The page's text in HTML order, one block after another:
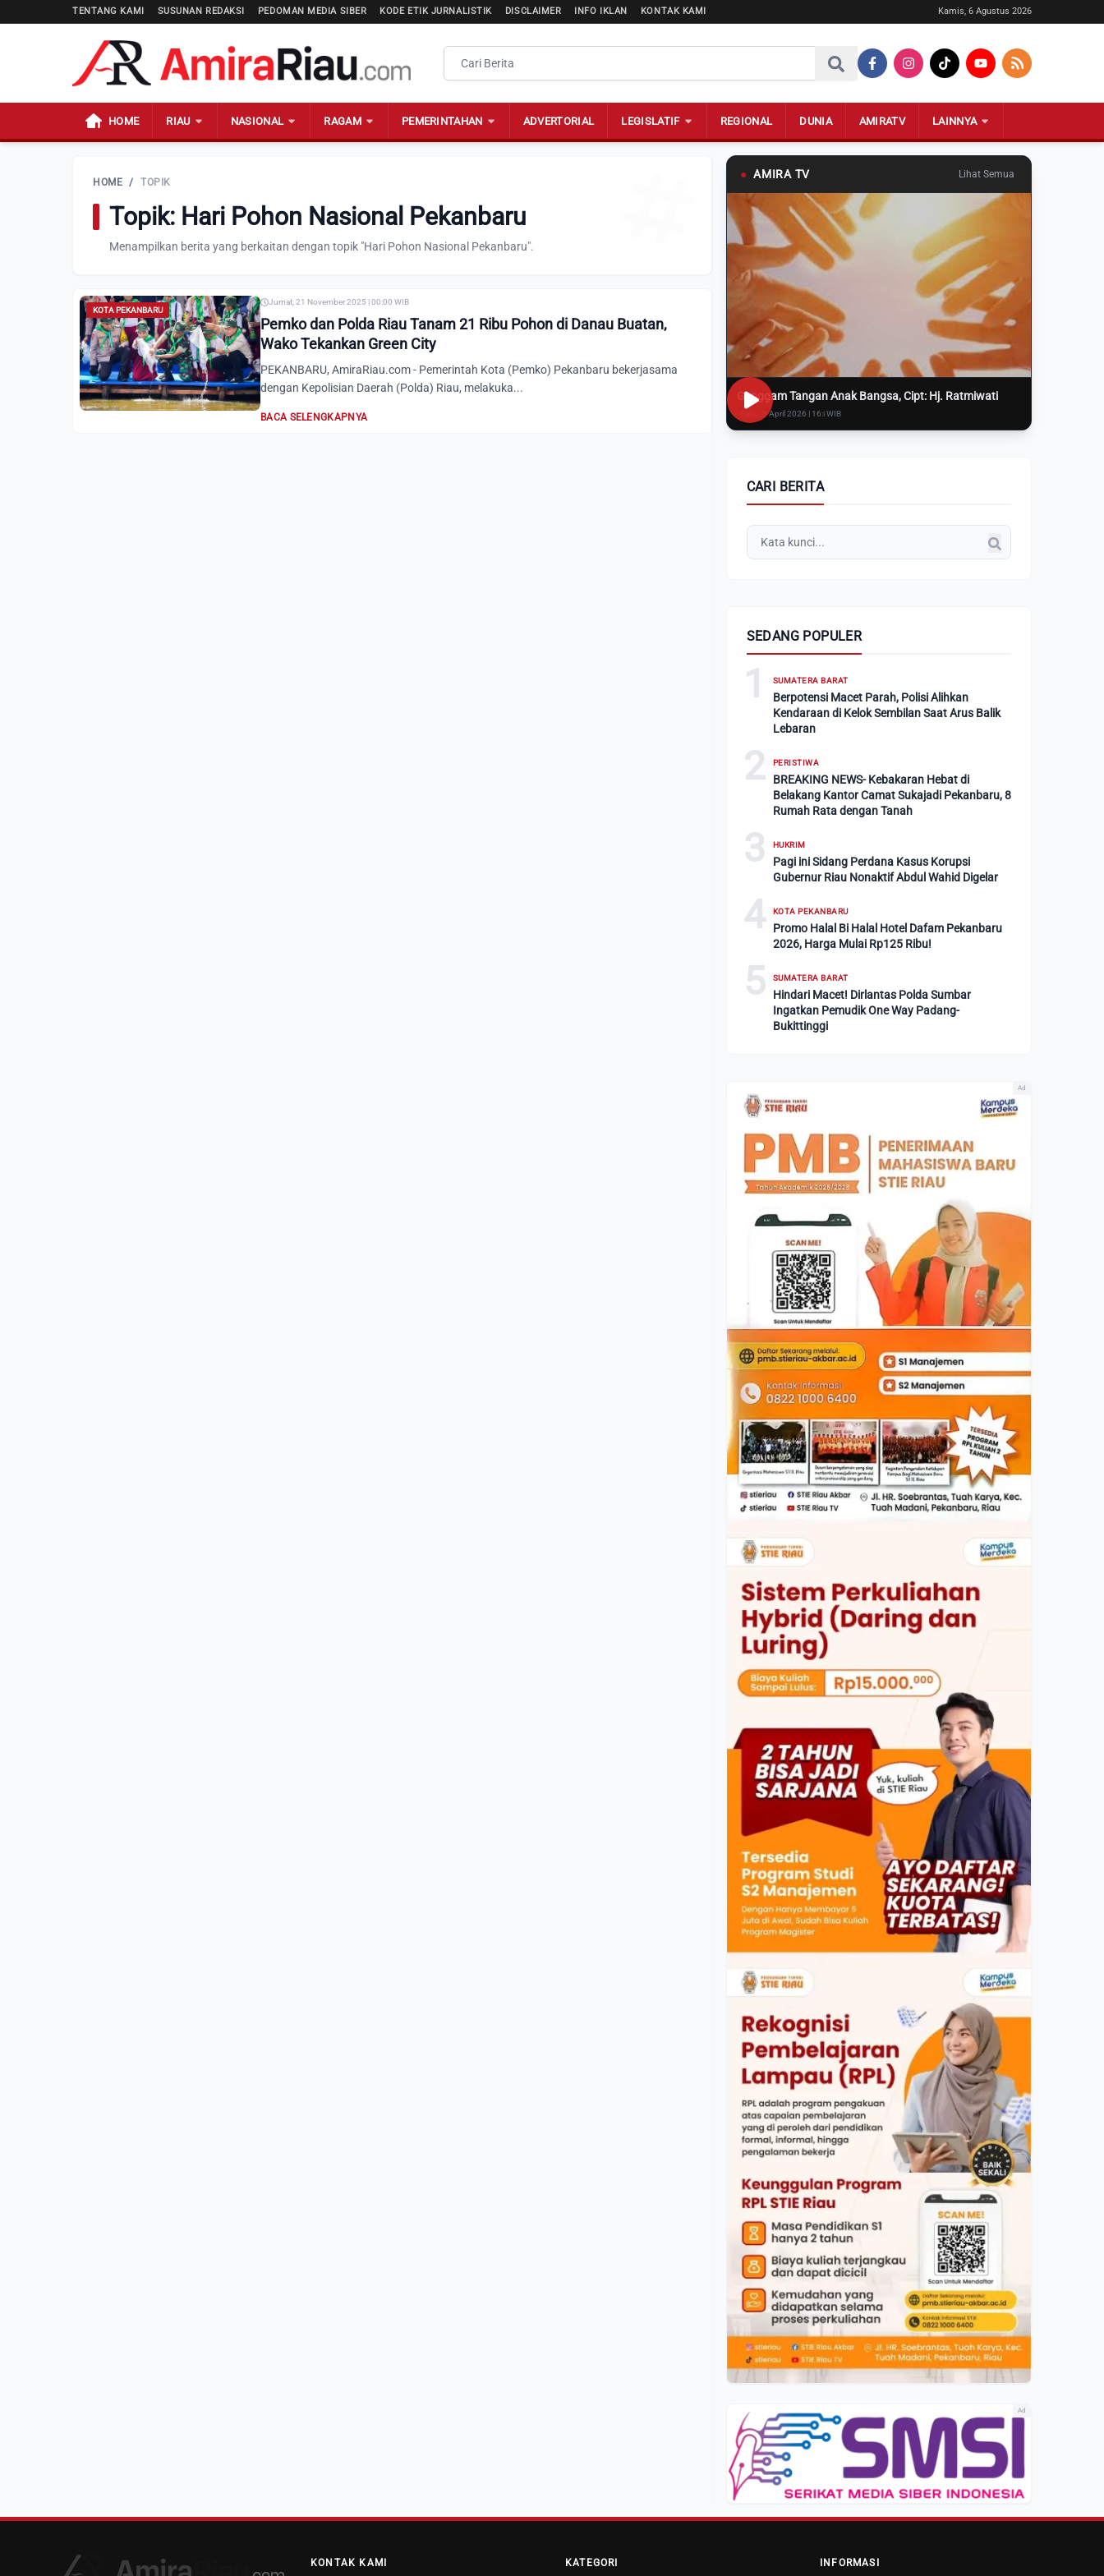
TENTANG KAMI SUSUNAN REDAKSI PEDOMAN MEDIA SIBER KODE ETIK JURNALISTIK DISCLAIMER INFO IKLAN KONTAK KAMI Kamis, 6 Agustus 2026
HOME RIAU NASIONAL RAGAM PEMERINTAHAN ADVERTORIAL LEGISLATIF REGIONAL DUNIA AMIRATV LAINNYA
HOME / TOPIK
Topik: Hari Pohon Nasional Pekanbaru
Menampilkan berita yang berkaitan dengan topik "Hari Pohon Nasional Pekanbaru".
KOTA PEKANBARU
Jumat, 21 November 2025 | 00:00 WIB
Pemko dan Polda Riau Tanam 21 Ribu Pohon di Danau Buatan,
Wako Tekankan Green City
PEKANBARU, AmiraRiau.com - Pemerintah Kota (Pemko) Pekanbaru bekerjasama
dengan Kepolisian Daerah (Polda) Riau, melakuka...
BACA SELENGKAPNYA
● AMIRA TV Lihat Semua
Genggam Tangan Anak Bangsa, Cipt: Hj. Ratmiwati
Rabu, 8 April 2026 | 16:i WIB
CARI BERITA
SEDANG POPULER
1 SUMATERA BARAT
Berpotensi Macet Parah, Polisi Alihkan
Kendaraan di Kelok Sembilan Saat Arus Balik
Lebaran
2 PERISTIWA
BREAKING NEWS- Kebakaran Hebat di
Belakang Kantor Camat Sukajadi Pekanbaru, 8
Rumah Rata dengan Tanah
3 HUKRIM
Pagi ini Sidang Perdana Kasus Korupsi
Gubernur Riau Nonaktif Abdul Wahid Digelar
4 KOTA PEKANBARU
Promo Halal Bi Halal Hotel Dafam Pekanbaru
2026, Harga Mulai Rp125 Ribu!
5 SUMATERA BARAT
Hindari Macet! Dirlantas Polda Sumbar
Ingatkan Pemudik One Way Padang-
Bukittinggi
Ad
Ad
KONTAK KAMI KATEGORI INFORMASI